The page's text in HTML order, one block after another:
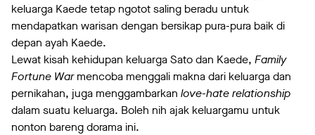
keluarga Kaede tetap ngotot saling beradu untuk
mendapatkan warisan dengan bersikap pura-pura baik di
depan ayah Kaede.
Lewat kisah kehidupan keluarga Sato dan Kaede, Family
Fortune Warmencoba menggali makna dari keluarga dan
pernikahan, juga menggambarkan love-hate relationship
dalam suatu keluarga. Boleh nih ajak keluargamu untuk
nonton bareng dorama ini.